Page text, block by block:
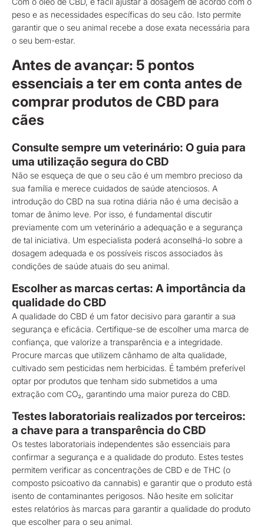
peso e as necessidades específicas do seu cão. Isto permite
garantir que o seu animal recebe a dose exata necessária para
o seu bem-estar.
Antes de avançar: 5 pontos
essenciais a ter em conta antes de
comprar produtos de CBD para
cães
Consulte sempre um veterinário: O guia para
uma utilização segura do CBD
Não se esqueça de que o seu cão é um membro precioso da
sua família e merece cuidados de saúde atenciosos. A
introdução do CBD na sua rotina diária não é uma decisão a
tomar de ânimo leve. Por isso, é fundamental discutir
previamente com um veterinário a adequação e a segurança
de tal iniciativa. Um especialista poderá aconselhá-lo sobre a
dosagem adequada e os possíveis riscos associados às
condições de saúde atuais do seu animal.
Escolher as marcas certas: A importância da
qualidade do CBD
A qualidade do CBD é um fator decisivo para garantir a sua
segurança e eficácia. Certifique-se de escolher uma marca de
confiança, que valorize a transparência e a integridade.
Procure marcas que utilizem cânhamo de alta qualidade,
cultivado sem pesticidas nem herbicidas. É também preferível
optar por produtos que tenham sido submetidos a uma
extração com CO₂, garantindo uma maior pureza do CBD.
Testes laboratoriais realizados por terceiros:
a chave para a transparência do CBD
Os testes laboratoriais independentes são essenciais para
confirmar a segurança e a qualidade do produto. Estes testes
permitem verificar as concentrações de CBD e de THC (o
composto psicoativo da cannabis) e garantir que o produto está
isento de contaminantes perigosos. Não hesite em solicitar
estes relatórios às marcas para garantir a qualidade do produto
que escolher para o seu animal.